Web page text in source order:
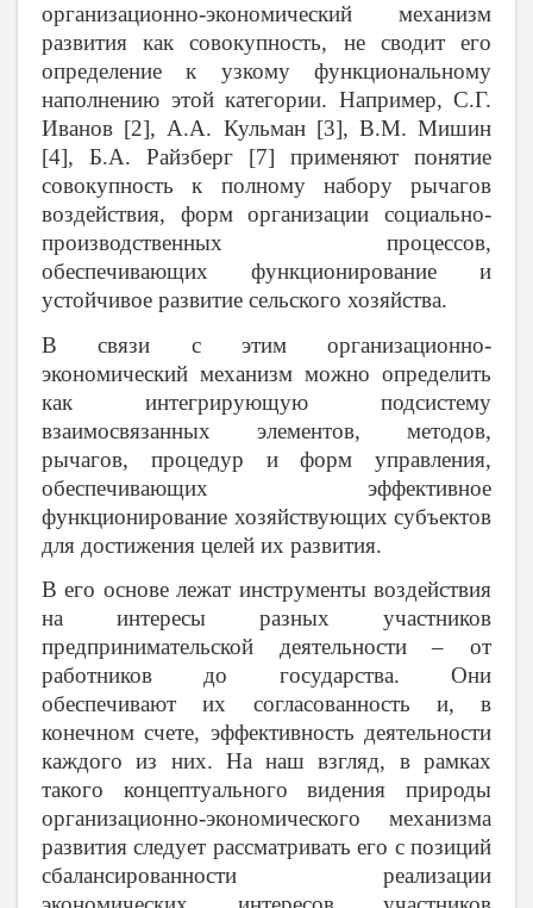
организационно-экономический механизм
развития как совокупность, не сводит его
определение к узкому функциональному
наполнению этой категории. Например, С.Г.
Иванов [2], А.А. Кульман [3], В.М. Мишин
[4], Б.А. Райзберг [7] применяют понятие
совокупность к полному набору рычагов
воздействия, форм организации социально-
производственных процессов,
обеспечивающих функционирование и
устойчивое развитие сельского хозяйства.
В связи с этим организационно-
экономический механизм можно определить
как интегрирующую подсистему
взаимосвязанных элементов, методов,
рычагов, процедур и форм управления,
обеспечивающих эффективное
функционирование хозяйствующих субъектов
для достижения целей их развития.
В его основе лежат инструменты воздействия
на интересы разных участников
предпринимательской деятельности – от
работников до государства. Они
обеспечивают их согласованность и, в
конечном счете, эффективность деятельности
каждого из них. На наш взгляд, в рамках
такого концептуального видения природы
организационно-экономического механизма
развития следует рассматривать его с позиций
сбалансированности реализации